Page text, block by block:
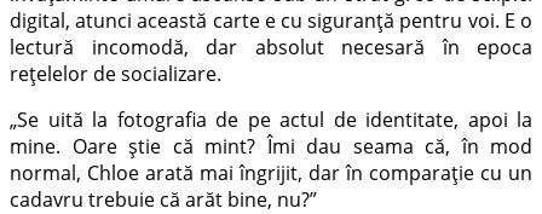
digital, atunci această carte e cu siguranță pentru voi. E o
lectură incomodă, dar absolut necesară în epoca
rețelelor de socializare.
„Se uită la fotografia de pe actul de identitate, apoi la
mine. Oare știe că mint? Îmi dau seama că, în mod
normal, Chloe arată mai îngrijit, dar în comparație cu un
cadavru trebuie că arăt bine, nu?”